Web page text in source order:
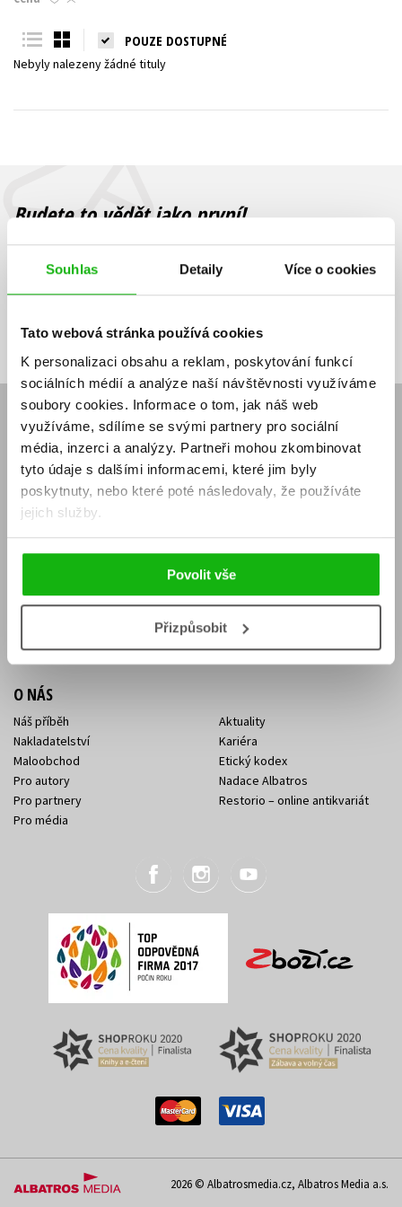
Souhlas Detaily Více o cookies
Tato webová stránka používá cookies
K personalizaci obsahu a reklam, poskytování funkcí
sociálních médií a analýze naší návštěvnosti využíváme
soubory cookies. Informace o tom, jak náš web
využíváme, sdílíme se svými partnery pro sociální
média, inzerci a analýzy. Partneři mohou zkombinovat
tyto údaje s dalšími informacemi, které jim byly
poskytnuty, nebo které poté následovaly, že používáte
jejich služby.
Povolit vše
Přizpůsobit
Young adult (SK)
Všechny tituly
POUZE DOSTUPNÉ
Nebyly nalezeny žádné tituly
Budete to vědět jako první!
Zajímá Vás, jaký knižní hit právě vychází, na jaké zboží je výhodná
sleva, jaká běží soutěž o ceny? Přihlášením k odběru našich e-
souhlasíte se zpracováním osobních údajů
mailová
adresa
mailová
adresa
Vaše e-mailová adresa Přihlásit se
E-SHOP
Aktuality
Naši autoři
Obchodní podmínky
Jak nakoupit
Knižní novinky
Dárkové poukazy
Affiliate program
KONTAKTY
Sídlo společnosti
Kontakty Albatros Media
O NÁS
Náš příběh
Nakladatelství
Maloobchod
Pro autory
Pro partnery
Pro média
Aktuality
Kariéra
Etický kodex
Nadace Albatros
Restorio – online antikvariát
2026 © Albatrosmedia.cz, Albatros Media a.s.